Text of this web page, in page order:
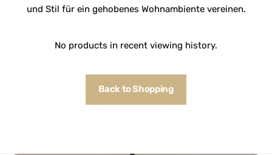
und Stil für ein gehobenes Wohnambiente vereinen.
No products in recent viewing history.
Back to Shopping